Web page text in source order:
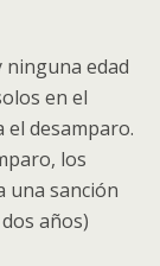
ninguna edad
en el
el desamparo.
los
una sanción
años)